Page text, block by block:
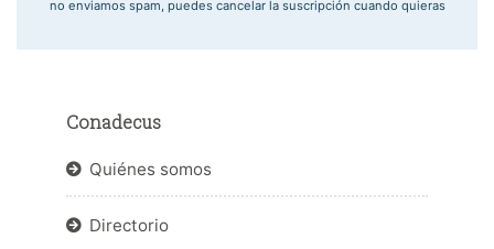
no enviamos spam, puedes cancelar la suscripción cuando quieras
Conadecus
Quiénes somos
Directorio